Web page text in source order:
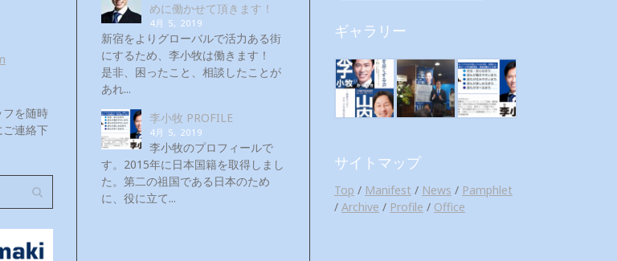
を随時
連絡下
めに働かせて頂きます！
4月 5, 2019
新宿をよりグローバルで活力ある街
にするため、李小牧は働きます！
是非、困ったこと、相談したことが
あれ...
李小牧 PROFILE
4月 5, 2019
李小牧のプロフィールで
す。2015年に日本国籍を取得しまし
た。第二の祖国である日本のため
に、役に立て...
ギャラリー
サイトマップ
Top / Manifest / News / Pamphlet
/ Archive / Profile / Office